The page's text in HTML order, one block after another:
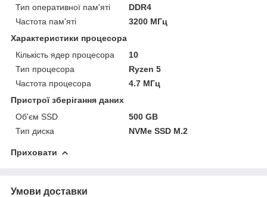
Тип оперативної пам'яті
DDR4
Частота пам'яті
3200 МГц
Характеристики процесора
Кількість ядер процесора
10
Тип процесора
Ryzen 5
Частота процесора
4.7 МГц
Пристрої зберігання даних
Об'єм SSD
500 GB
Тип диска
NVMe SSD M.2
Приховати
Умови доставки